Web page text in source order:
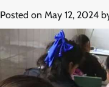
Posted on May 12, 2024